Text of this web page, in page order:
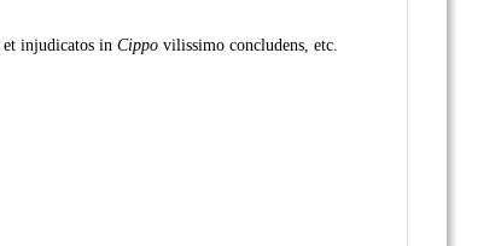
injudicatos in Cippovilissimo concludens, etc.